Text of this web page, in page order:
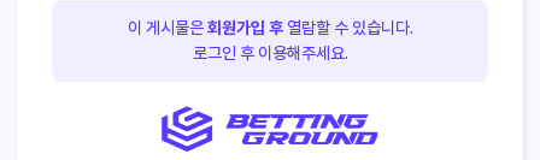
이 게시물은회원가입 후열람할 수 있습니다.
로그인 후 이용해주세요.